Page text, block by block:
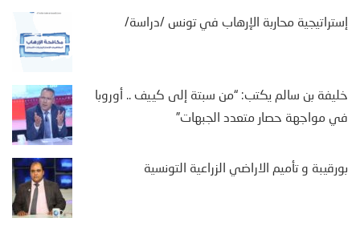
إستراتيجية محاربة الإرهاب في تونس /دراسة/
خليفة بن سالم يكتب: “من سبتة إلى كييف .. أوروبا
في مواجهة حصار متعدد الجبهات”
بورقيبة و تأميم الاراضي الزراعية التونسية